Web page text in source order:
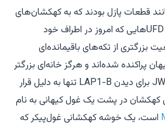
قطعات پازل بودند که به کهکشان‌های
بزرگتر مونتاژ می‌شدند؛ UFDهایی که امروز در اطراف خود
بزرگتری از تکه‌های باقیمانده‌ای
پراکنده شده‌اند و هرگز خانه‌ای بزرگتر
پیدا نکردند. توانایی JWST برای دیدن LAP1-B تنها به دلیل قرار
در پشت یک غول کیهانی به نام
است، یک خوشه کهکشانی غول‌پیکر که